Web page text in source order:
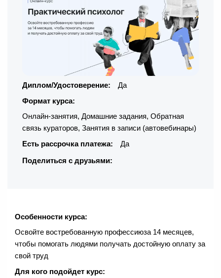
Диплом/Удостоверение:
Да
Формат курса:
Онлайн-занятия, Домашние задания, Обратная
связь кураторов, Занятия в записи (автовебинары)
Есть рассрочка платежа:
Да
Поделиться с друзьями:
Особенности курса:
Освойте востребованную профессиюза 14 месяцев,
чтобы помогать людями получать достойную оплату за
свой труд
Для кого подойдет курс: